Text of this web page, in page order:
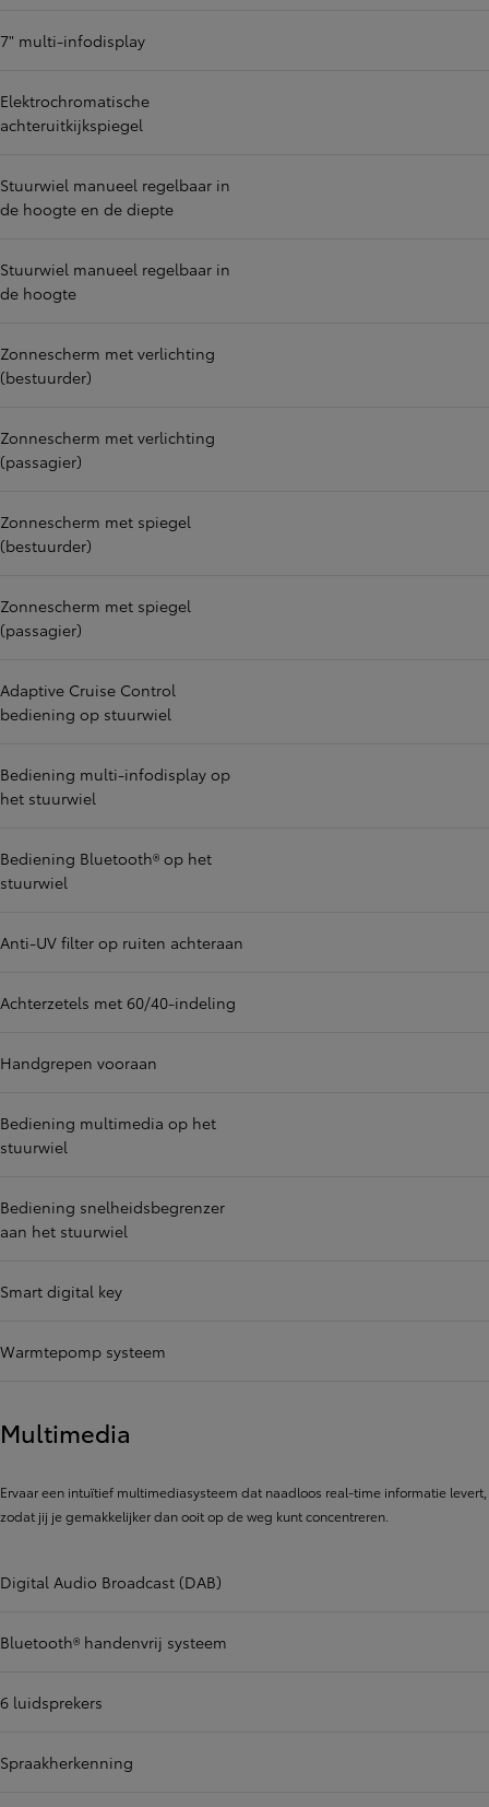
7" multi-infodisplay
Elektrochromatische
achteruitkijkspiegel
Stuurwiel manueel regelbaar in
de hoogte en de diepte
Stuurwiel manueel regelbaar in
de hoogte
Zonnescherm met verlichting
(bestuurder)
Zonnescherm met verlichting
(passagier)
Zonnescherm met spiegel
(bestuurder)
Zonnescherm met spiegel
(passagier)
Adaptive Cruise Control
bediening op stuurwiel
Bediening multi-infodisplay op
het stuurwiel
Bediening Bluetooth® op het
stuurwiel
Anti-UV filter op ruiten achteraan
Achterzetels met 60/40-indeling
Handgrepen vooraan
Bediening multimedia op het
stuurwiel
Bediening snelheidsbegrenzer
aan het stuurwiel
Smart digital key
Warmtepomp systeem
Multimedia
Ervaar een intuïtief multimediasysteem dat naadloos real-time informatie levert,
zodat jij je gemakkelijker dan ooit op de weg kunt concentreren.
Digital Audio Broadcast (DAB)
Bluetooth® handenvrij systeem
6 luidsprekers
Spraakherkenning